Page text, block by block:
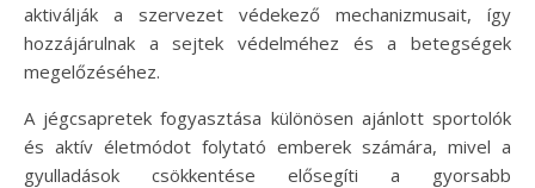
aktiválják a szervezet védekező mechanizmusait, így
hozzájárulnak a sejtek védelméhez és a betegségek
megelőzéséhez.
A jégcsapretek fogyasztása különösen ajánlott sportolók
és aktív életmódot folytató emberek számára, mivel a
gyulladások csökkentése elősegíti a gyorsabb